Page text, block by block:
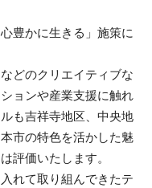
豊かに生きる」施策に
どのクリエイティブな
ョンや産業支援に触れ
も吉祥寺地区、中央地
市の特色を活かした魅
評価いたします。
れて取り組んできたテ